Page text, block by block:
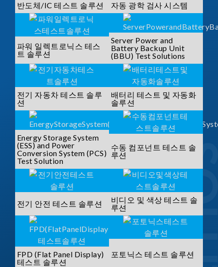
반도체/IC 테스트 솔루션 자동 광학 검사 시스템
파워 일렉트로닉스 테스
트 솔루션
Server Power and
Battery Backup Unit
(BBU) Test Solutions
전기 자동차 테스트 솔루
션
배터리 테스트 및 자동화
솔루션
Energy Storage System
(ESS) and Power
Conversion System (PCS)
Test Solution
수동 컴포넌트 테스트 솔
루션
전기 안전 테스트 솔루션
비디오 및 색상 테스트 솔
루션
FPD (Flat Panel Display)
테스트 솔루션
포토닉스 테스트 솔루션